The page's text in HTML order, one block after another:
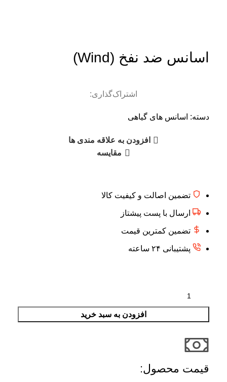
اسانس ضد نفخ (Wind)
اشتراک‌گذاری:
دسته: اسانس های گیاهی
افزودن به علاقه مندی ها
مقایسه
تضمین اصالت و کیفیت کالا
ارسال با پست پیشتاز
تضمین کمترین قیمت
پشتیبانی ۲۴ ساعته
افزودن به سبد خرید
قیمت محصول:​